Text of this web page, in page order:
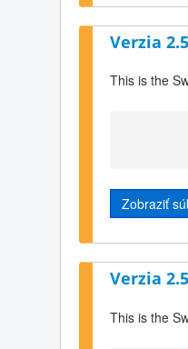
Verzia
This is the
Zobraziť
Verzia
This is the